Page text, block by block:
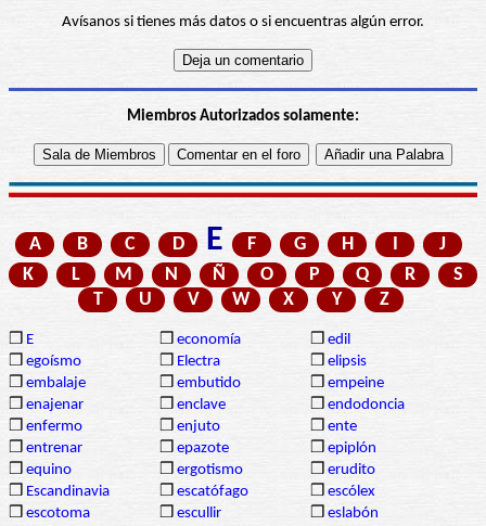
Avísanos si tienes más datos o si encuentras algún error.
Miembros Autorizados solamente:
A B C D E F G H I
J
K
L M N Ñ O P Q R
S
T
U V W X Y Z
❒ E ❒ economía ❒ edil
❒ egoísmo ❒ Electra ❒ elipsis
❒ embalaje ❒ embutido ❒ empeine
❒ enajenar ❒ enclave ❒ endodoncia
❒ enfermo ❒ enjuto ❒ ente
❒ entrenar ❒ epazote ❒ epiplón
❒ equino ❒ ergotismo ❒ erudito
❒ Escandinavia ❒ escatófago ❒ escólex
❒ escotoma ❒ escullir ❒ eslabón